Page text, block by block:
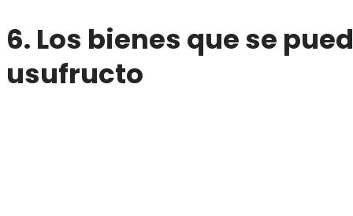
6. Los bienes que se
usufructo